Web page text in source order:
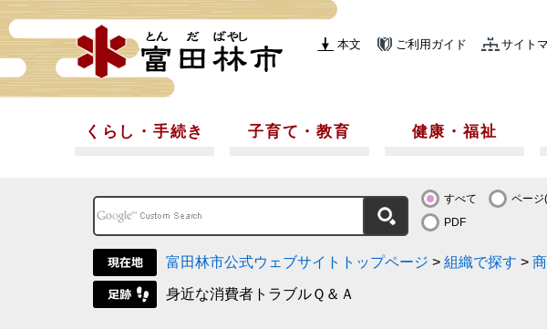
本文 ご利用ガイド サイト
くらし・手続き 子育て・教育 健康・福祉
すべて
ページ
PDF
富田林市公式ウェブサイトトップページ > 組織で探す >
身近な消費者トラブルＱ＆Ａ